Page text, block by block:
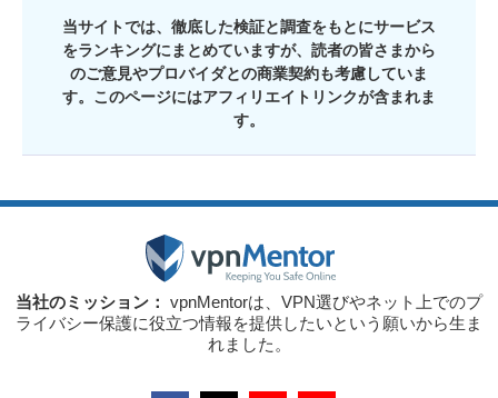
当サイトでは、徹底した検証と調査をもとにサービス
をランキングにまとめていますが、読者の皆さまから
のご意見やプロバイダとの商業契約も考慮していま
す。このページにはアフィリエイトリンクが含まれま
す。
当社のミッション： vpnMentorは、VPN選びやネット上でのプ
ライバシー保護に役立つ情報を提供したいという願いから生ま
れました。